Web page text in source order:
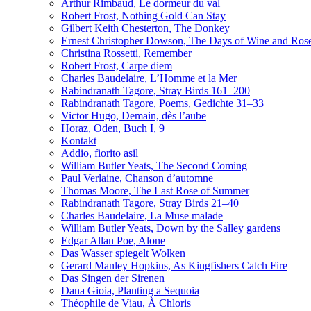
Arthur Rimbaud, Le dormeur du val
Robert Frost, Nothing Gold Can Stay
Gilbert Keith Chesterton, The Donkey
Ernest Christopher Dowson, The Days of Wine and
Christina Rossetti, Remember
Robert Frost, Carpe diem
Charles Baudelaire, L’Homme et la Mer
Rabindranath Tagore, Stray Birds 161–200
Rabindranath Tagore, Poems, Gedichte 31–33
Victor Hugo, Demain, dès l’aube
Horaz, Oden, Buch I, 9
Kontakt
Addio, fiorito asil
William Butler Yeats, The Second Coming
Paul Verlaine, Chanson d’automne
Thomas Moore, The Last Rose of Summer
Rabindranath Tagore, Stray Birds 21–40
Charles Baudelaire, La Muse malade
William Butler Yeats, Down by the Salley gardens
Edgar Allan Poe, Alone
Das Wasser spiegelt Wolken
Gerard Manley Hopkins, As Kingfishers Catch Fire
Das Singen der Sirenen
Dana Gioia, Planting a Sequoia
Théophile de Viau, À Chloris